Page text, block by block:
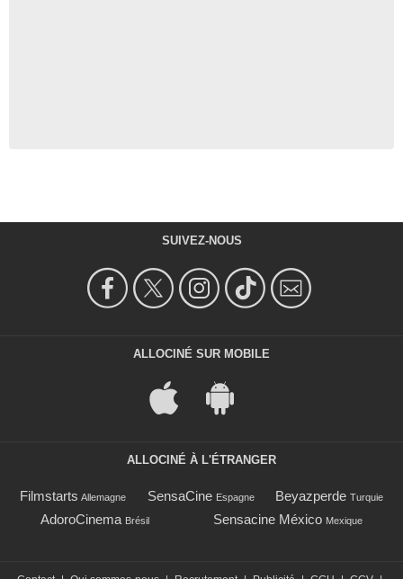
SUIVEZ-NOUS
ALLOCINÉ SUR MOBILE
ALLOCINÉ À L'ÉTRANGER
Filmstarts Allemagne SensaCine Espagne Beyazperde Turquie
AdoroCinema Brésil Sensacine México Mexique